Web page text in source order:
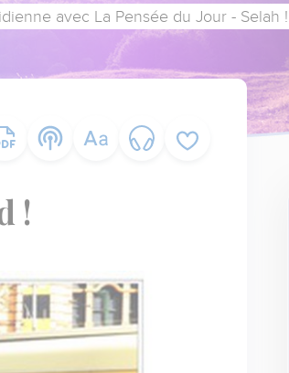
avec La Pensée du Jour - Selah !
!